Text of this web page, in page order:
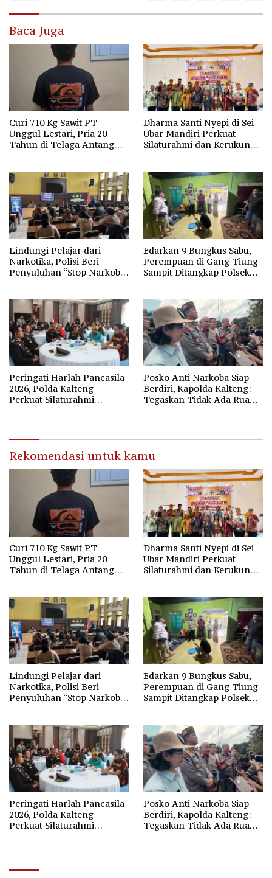
Baca Juga
Curi 710 Kg Sawit PT
Unggul Lestari, Pria 20
Tahun di Telaga Antang
Dharma Santi Nyepi di Sei
Ubar Mandiri Perkuat
Silaturahmi dan Kerukunan
Lindungi Pelajar dari
Narkotika, Polisi Beri
Penyuluhan “Stop Narkoba”
Edarkan 9 Bungkus Sabu,
Perempuan di Gang Tiung
Sampit Ditangkap Polsek
Peringati Harlah Pancasila
2026, Polda Kalteng
Perkuat Silaturahmi
Posko Anti Narkoba Siap
Berdiri, Kapolda Kalteng:
Tegaskan Tidak Ada Ruang
Rekomendasi untuk kamu
Curi 710 Kg Sawit PT
Unggul Lestari, Pria 20
Tahun di Telaga Antang
Dharma Santi Nyepi di Sei
Ubar Mandiri Perkuat
Silaturahmi dan Kerukunan
Lindungi Pelajar dari
Narkotika, Polisi Beri
Penyuluhan “Stop Narkoba”
Edarkan 9 Bungkus Sabu,
Perempuan di Gang Tiung
Sampit Ditangkap Polsek
Peringati Harlah Pancasila
2026, Polda Kalteng
Perkuat Silaturahmi
Posko Anti Narkoba Siap
Berdiri, Kapolda Kalteng:
Tegaskan Tidak Ada Ruang